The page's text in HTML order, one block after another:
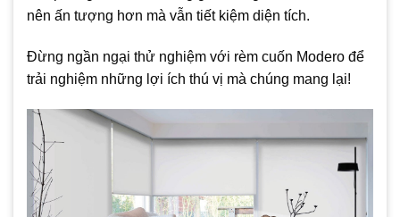
nên ấn tượng hơn mà vẫn tiết kiệm diện tích.
Đừng ngần ngại thử nghiệm với rèm cuốn Modero để
trải nghiệm những lợi ích thú vị mà chúng mang lại!